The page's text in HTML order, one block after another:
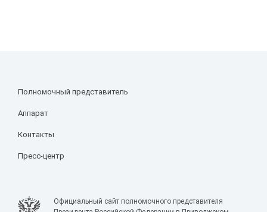
Полномочный представитель
Аппарат
Контакты
Пресс-центр
Официальный сайт полномочного представителя